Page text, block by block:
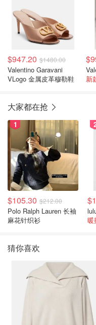
$947.20 $1480.00
Valentino Garavani
VLogo 金属皮革穆勒鞋
新
大家都在抢
1
$105.30 $212.00
Polo Ralph Lauren 长袖
麻花针织衫
暖
猜你喜欢